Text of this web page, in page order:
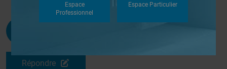
Stefany42300
Répondre
Espace
Professionnel
Espace Particulier